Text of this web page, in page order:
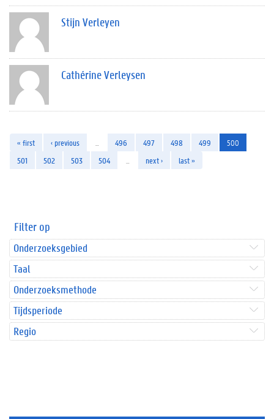
Stijn Verleyen
Cathérine Verleysen
« first ‹ previous 496 497 498 499
500
501
502 503 504 next › last »
Filter op
Onderzoeksgebied
Taal
Onderzoeksmethode
Tijdsperiode
Regio